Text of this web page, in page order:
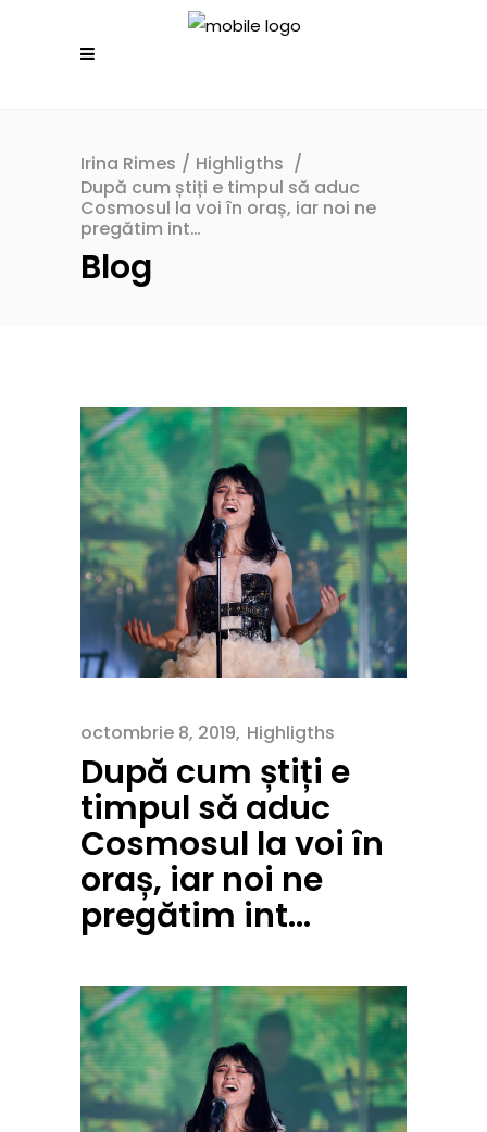
Irina Rimes / Highligths /
După cum știți e timpul să aduc
Cosmosul la voi în oraș, iar noi ne
pregătim int…
Blog
octombrie 8, 2019 Highligths
După cum știți e
timpul să aduc
Cosmosul la voi în
oraș, iar noi ne
pregătim int…